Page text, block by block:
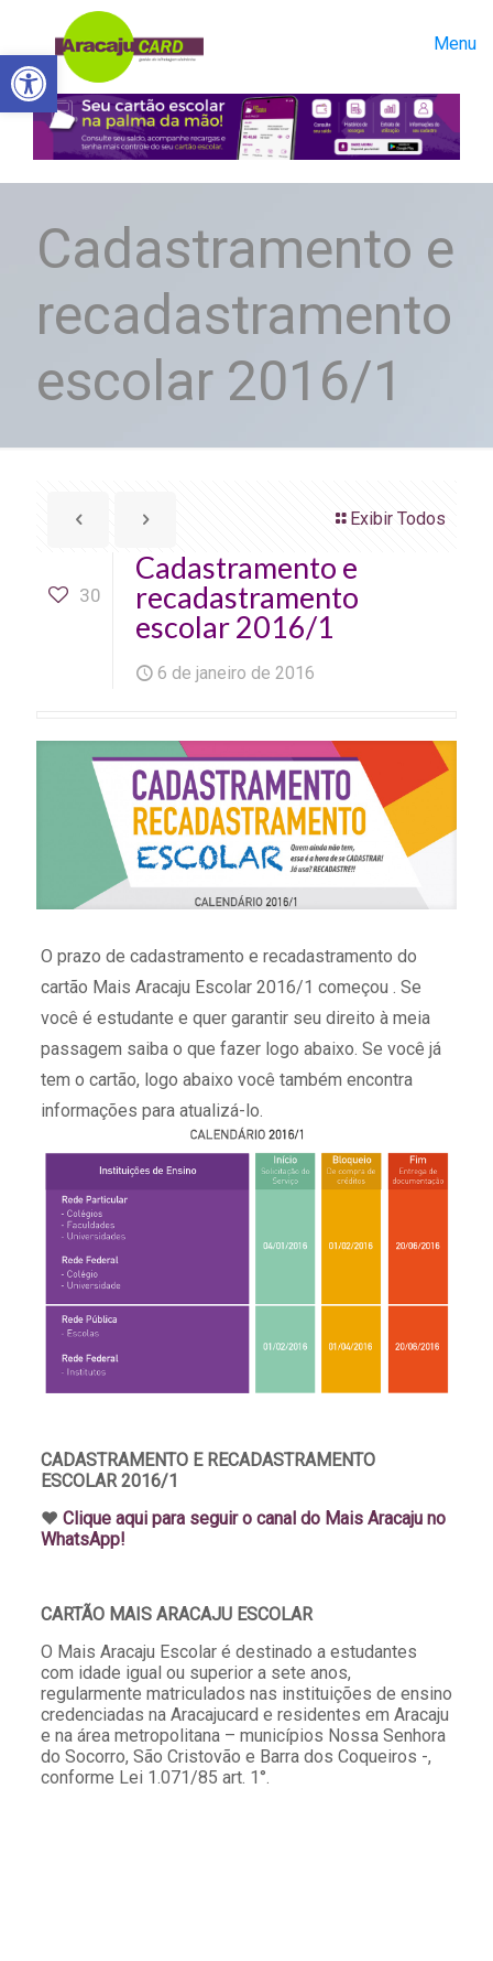
Abrir a barra de ferramentas
Menu
Cadastramento e
recadastramento
escolar 2016/1
Exibir Todos
30
Cadastramento e
recadastramento
escolar 2016/1
6 de janeiro de 2016
O prazo de cadastramento e recadastramento do
cartão Mais Aracaju Escolar 2016/1 começou . Se
você é estudante e quer garantir seu direito à meia
passagem saiba o que fazer logo abaixo. Se você já
tem o cartão, logo abaixo você também encontra
informações para atualizá-lo.
CADASTRAMENTO E RECADASTRAMENTO
ESCOLAR 2016/1
♥️ Clique aqui para seguir o canal do Mais Aracaju no
WhatsApp!
CARTÃO MAIS ARACAJU ESCOLAR
O Mais Aracaju Escolar é destinado a estudantes
com idade igual ou superior a sete anos,
regularmente matriculados nas instituições de ensino
credenciadas na Aracajucard e residentes em Aracaju
e na área metropolitana – municípios Nossa Senhora
do Socorro, São Cristovão e Barra dos Coqueiros -,
conforme Lei 1.071/85 art. 1°.